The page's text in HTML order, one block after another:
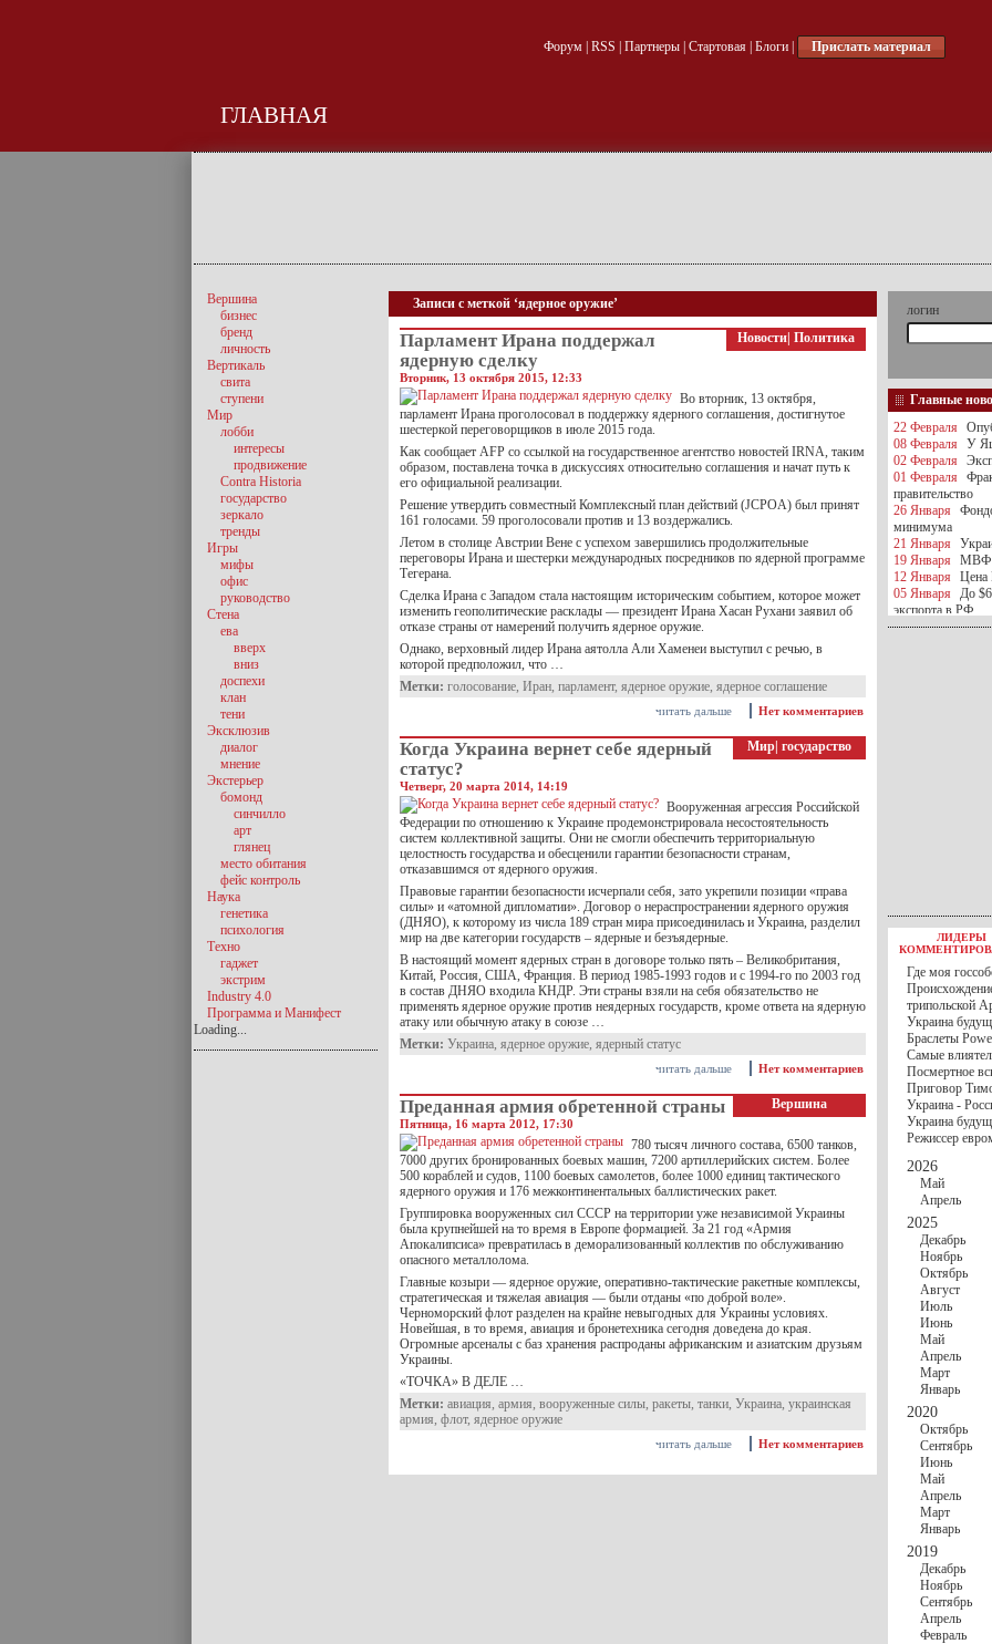
Форум| RSS Партнеры| Стартовая| Блоги| Прислать материал
ГЛАВНАЯ
Записи с меткой ‘ядерное оружие’
Новости Политика
Парламент Ирана поддержал
ядерную сделку
Вторник, 13 октября 2015, 12:33
Во вторник, 13 октября,
парламент Ирана проголосовал в поддержку ядерного соглашения, достигнутое
шестеркой переговорщиков в июле 2015 года.
Как сообщает AFP со ссылкой на государственное агентство новостей IRNA, таким
образом, поставлена точка в дискуссиях относительно соглашения и начат путь к
его официальной реализации.
Решение утвердить совместный Комплексный план действий (JCPOA) был принят
161 голосами. 59 проголосовали против и 13 воздержались.
Летом в столице Австрии Вене с успехом завершились продолжительные
переговоры Ирана и шестерки международных посредников по ядерной программе
Тегерана.
Сделка Ирана с Западом стала настоящим историческим событием, которое может
изменить геополитические расклады — президент Ирана Хасан Рухани заявил об
отказе страны от намерений получить ядерное оружие.
Однако, верховный лидер Ирана аятолла Али Хаменеи выступил с речью, в
которой предположил, что …
Метки: голосование, Иран, парламент, ядерное оружие, ядерное соглашение
Нет комментариев
читать дальше
Мир государство
Когда Украина вернет себе ядерный
статус?
Четверг, 20 марта 2014, 14:19
Вооруженная агрессия Российской
Федерации по отношению к Украине продемонстрировала несостоятельность
систем коллективной защиты. Они не смогли обеспечить территориальную
целостность государства и обесценили гарантии безопасности странам,
отказавшимся от ядерного оружия.
Правовые гарантии безопасности исчерпали себя, зато укрепили позиции «права
силы» и «атомной дипломатии». Договор о нераспространении ядерного оружия
(ДНЯО), к которому из числа 189 стран мира присоединилась и Украина, разделил
мир на две категории государств – ядерные и безъядерные.
В настоящий момент ядерных стран в договоре только пять – Великобритания,
Китай, Россия, США, Франция. В период 1985-1993 годов и с 1994-го по 2003 год
в состав ДНЯО входила КНДР. Эти страны взяли на себя обязательство не
применять ядерное оружие против неядерных государств, кроме ответа на ядерную
атаку или обычную атаку в союзе …
Метки: Украина, ядерное оружие, ядерный статус
Нет комментариев
читать дальше
Вершина
Преданная армия обретенной страны
Пятница, 16 марта 2012, 17:30
780 тысяч личного состава, 6500 танков,
7000 других бронированных боевых машин, 7200 артиллерийских систем. Более
500 кораблей и судов, 1100 боевых самолетов, более 1000 единиц тактического
ядерного оружия и 176 межконтинентальных баллистических ракет.
Группировка вооруженных сил СССР на территории уже независимой Украины
была крупнейшей на то время в Европе формацией. За 21 год «Армия
Апокалипсиса» превратилась в деморализованный коллектив по обслуживанию
опасного металлолома.
Главные козыри — ядерное оружие, оперативно-тактические ракетные комплексы,
стратегическая и тяжелая авиация — были отданы «по доброй воле».
Черноморский флот разделен на крайне невыгодных для Украины условиях.
Новейшая, в то время, авиация и бронетехника сегодня доведена до края.
Огромные арсеналы с баз хранения распроданы африканским и азиатским друзьям
Украины.
«ТОЧКА» В ДЕЛЕ …
Метки: авиация, армия, вооруженные силы, ракеты, танки, Украина, украинская
армия, флот, ядерное оружие
Нет комментариев
читать дальше
Вершина
бизнес
бренд
личность
Вертикаль
свита
ступени
Мир
лобби
интересы
продвижение
Contra Historia
государство
зеркало
тренды
Игры
мифы
офис
руководство
Стена
ева
вверх
вниз
доспехи
клан
тени
Эксклюзив
диалог
мнение
Экстерьер
бомонд
синчилло
арт
глянец
место обитания
фейс контроль
Наука
генетика
психология
Техно
гаджет
экстрим
Industry 4.0
Программа и Манифест
Loading...
логин
Главные
22 Февраля
08 Февраля
У
02 Февраля
01 Февраля
правительство
26 Января
минимума
21 Января
19 Января
МВФ
12 Января
Цена
05 Января
До
экспорта в РФ
05 Января
Киев
30 Ноября С 1
30 Ноября
РФ
27 Ноября
ВВП
госбюджете
27 Ноября
Турции
17 Ноября
шестилетнего
16 Ноября
13 Ноября
10 Ноября
10 Ноября
особом статусе
03 Ноября
ЛИДЕРЫ
Где моя
трипольской
Украина
Браслеты
Самые
Посмертное
Приговор
Украина -
Украина
Режиссер
2026
Май
Апрель
2025
Декабрь
Ноябрь
Октябрь
Август
Июль
Июнь
Май
Апрель
Март
Январь
2020
Октябрь
Сентябрь
Июнь
Май
Апрель
Март
Январь
2019
Декабрь
Ноябрь
Сентябрь
Апрель
Февраль